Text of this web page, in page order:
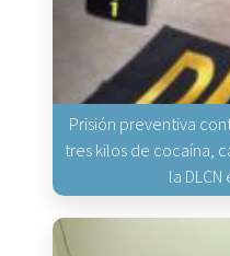
Prisión preventiva
tres kilos de cocaína,
la